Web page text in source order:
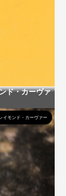
ド・カーヴァ
イモンド・カーヴァー